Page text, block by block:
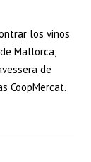
los vinos
Mallorca,
de
CoopMercat.